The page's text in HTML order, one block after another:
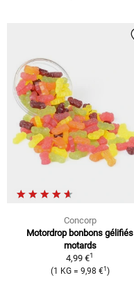
Concorp
Motordrop bonbons gélifiés
motards
4,99 €1
(1 KG = 9,98 €1 )